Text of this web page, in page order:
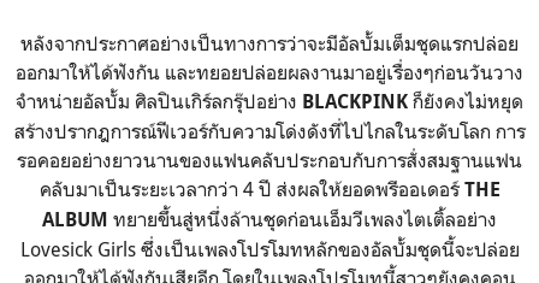
หลังจากประกาศอย่างเป็นทางการว่าจะมีอัลบั้มเต็มชุดแรกปล่อย
ออกมาให้ได้ฟังกัน และทยอยปล่อยผลงานมาอยู่เรื่องๆก่อนวันวาง
จำหน่ายอัลบั้ม ศิลปินเกิร์ลกรุ๊ปอย่าง BLACKPINK ก็ยังคงไม่หยุด
สร้างปรากฎการณ์ฟีเวอร์กับความโด่งดังที่ไปไกลในระดับโลก การ
รอคอยอย่างยาวนานของแฟนคลับประกอบกับการสั่งสมฐานแฟน
คลับมาเป็นระยะเวลากว่า 4 ปี ส่งผลให้ยอดพรีออเดอร์ THE
ALBUM ทยายขึ้นสู่หนึ่งล้านชุดก่อนเอ็มวีเพลงไตเติ้ลอย่าง
Lovesick Girls ซึ่งเป็นเพลงโปรโมทหลักของอัลบั้มชุดนี้จะปล่อย
ออกมาให้ได้ฟังกันเสียอีก โดยในเพลงโปรโมทนี้สาวๆยังคงคอน